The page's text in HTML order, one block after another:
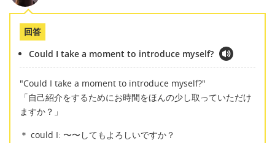
回答
Could I take a moment to introduce myself?
"Could I take a moment to introduce myself?"
「自己紹介をするためにお時間をほんの少し取っていただけ
ますか？」
＊ could I: 〜〜してもよろしいですか？